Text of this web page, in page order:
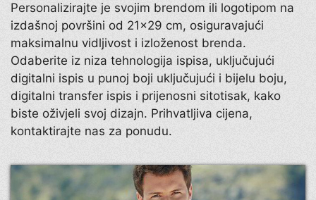
Personalizirajte je svojim brendom ili logotipom na
izdašnoj površini od 21×29 cm, osiguravajući
maksimalnu vidljivost i izloženost brenda.
Odaberite iz niza tehnologija ispisa, uključujući
digitalni ispis u punoj boji uključujući i bijelu boju,
digitalni transfer ispis i prijenosni sitotisak, kako
biste oživjeli svoj dizajn. Prihvatljiva cijena,
kontaktirajte nas za ponudu.